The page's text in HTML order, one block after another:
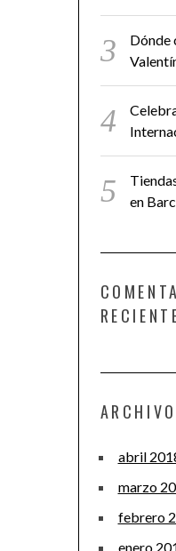
Dónde
en
abril
marzo
febrero
enero